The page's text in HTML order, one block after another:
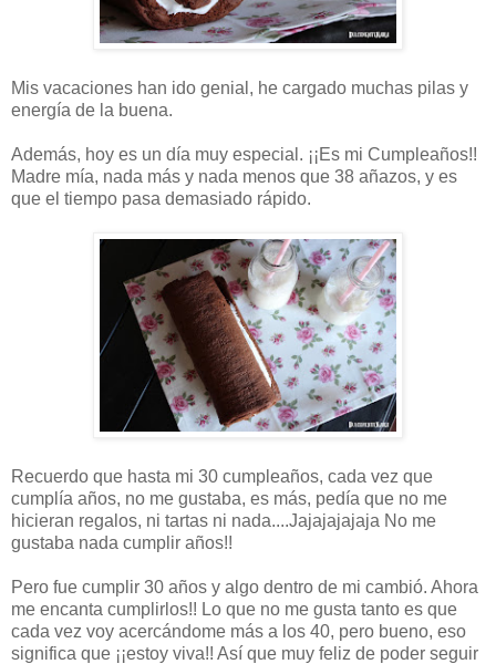
Mis vacaciones han ido genial, he cargado muchas pilas y
energía de la buena.
Además, hoy es un día muy especial. ¡¡Es mi Cumpleaños!!
Madre mía, nada más y nada menos que 38 añazos, y es
que el tiempo pasa demasiado rápido.
Recuerdo que hasta mi 30 cumpleaños, cada vez que
cumplía años, no me gustaba, es más, pedía que no me
hicieran regalos, ni tartas ni nada....Jajajajajaja No me
gustaba nada cumplir años!!
Pero fue cumplir 30 años y algo dentro de mi cambió. Ahora
me encanta cumplirlos!! Lo que no me gusta tanto es que
cada vez voy acercándome más a los 40, pero bueno, eso
significa que ¡¡estoy viva!! Así que muy feliz de poder seguir